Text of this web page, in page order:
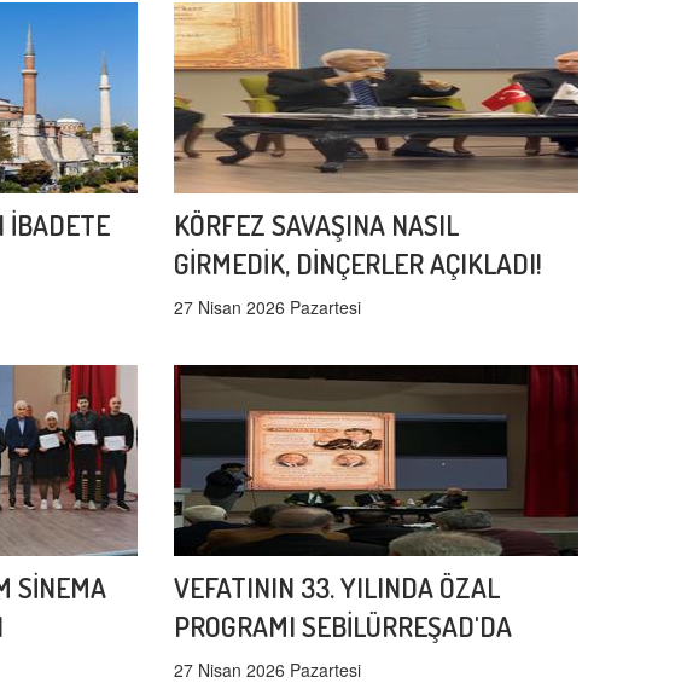
İBADETE
KÖRFEZ SAVAŞINA NASIL
GİRMEDİK, DİNÇERLER AÇIKLADI!
27 Nisan 2026 Pazartesi
SİNEMA
VEFATININ 33. YILINDA ÖZAL
PROGRAMI SEBİLÜRREŞAD'DA
27 Nisan 2026 Pazartesi